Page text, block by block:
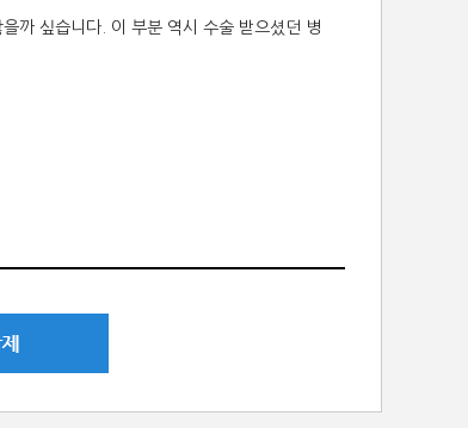
까 싶습니다. 이 부분 역시 수술 받으셨던 병